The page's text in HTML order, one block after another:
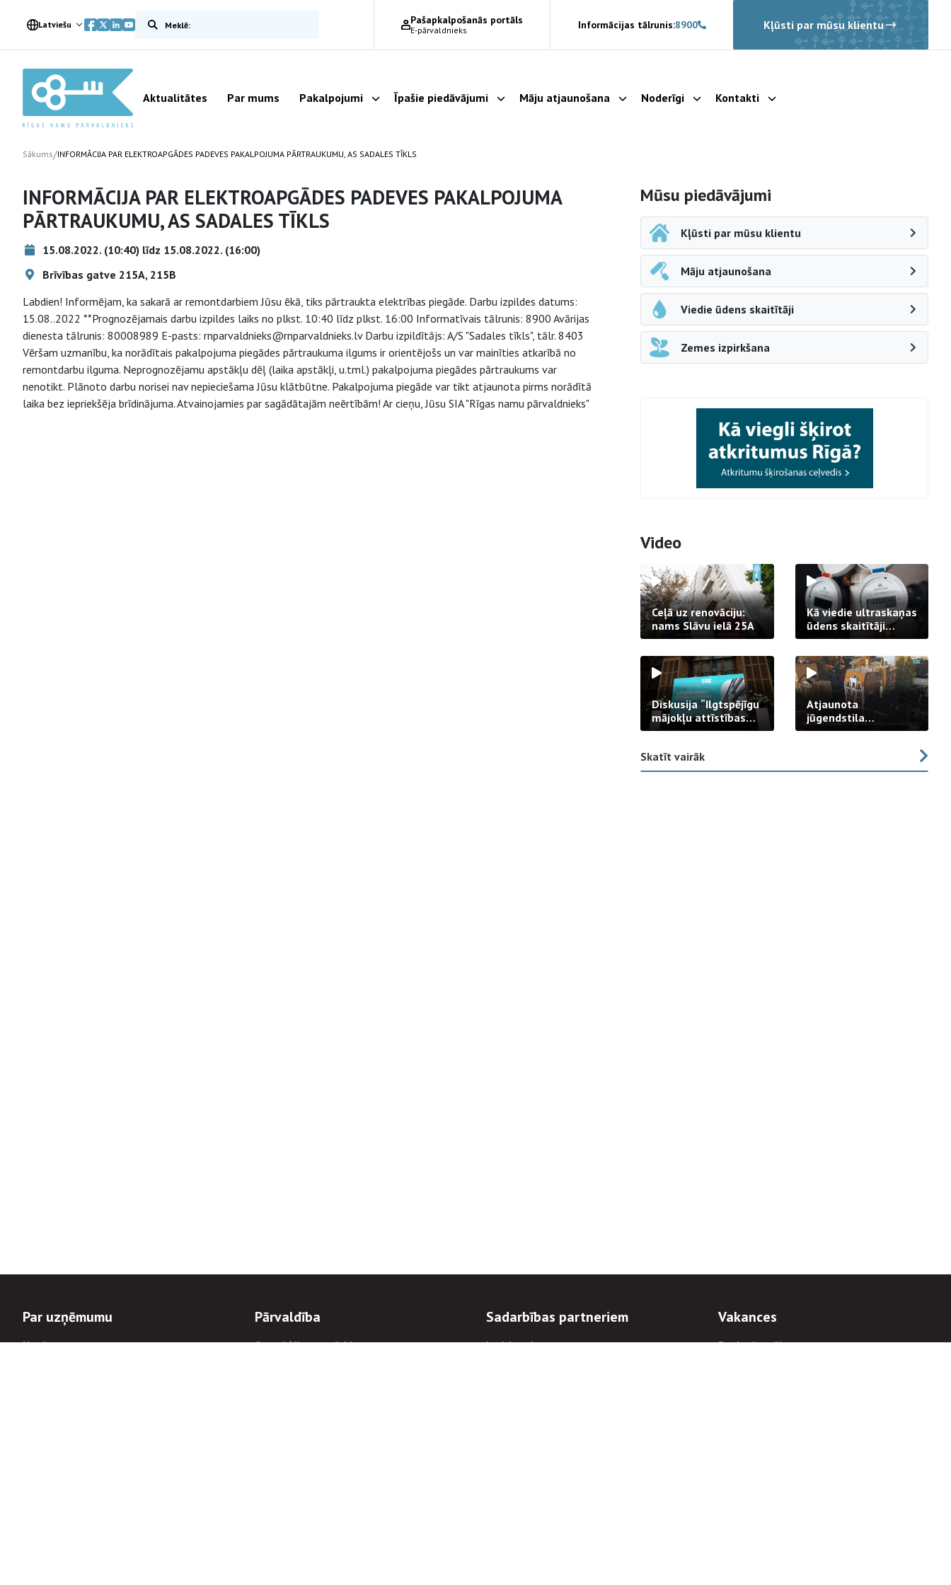
Latviešu Meklēt vietnē Pašapkalpošanās portāls
E-pārvaldnieks Informācijas tālrunis:8900 Kļūsti par mūsu klientu
Aktualitātes Par mums Pakalpojumi Parādīt apakšizvēlni
Īpašie piedāvājumi Parādīt apakšizvēlni
Māju atjaunošana Parādīt apakšizvēlni
Noderīgi Parādīt apakšizvēlni
Kontakti Parādīt apakšizvēlni
Sākums/INFORMĀCIJA PAR ELEKTROAPGĀDES PADEVES PAKALPOJUMA PĀRTRAUKUMU, AS SADALES TĪKLS
INFORMĀCIJA PAR ELEKTROAPGĀDES PADEVES PAKALPOJUMA
PĀRTRAUKUMU, AS SADALES TĪKLS
15.08.2022. (10:40) līdz 15.08.2022. (16:00)
Brīvības gatve 215A, 215B
Labdien! Informējam, ka sakarā ar remontdarbiem Jūsu ēkā, tiks pārtraukta elektrības piegāde. Darbu izpildes datums:
15.08..2022 **Prognozējamais darbu izpildes laiks no plkst. 10:40 līdz plkst. 16:00 Informatīvais tālrunis: 8900 Avārijas
dienesta tālrunis: 80008989 E-pasts: rnparvaldnieks@rnparvaldnieks.lv Darbu izpildītājs: A/S "Sadales tīkls", tālr. 8403
Vēršam uzmanību, ka norādītais pakalpojuma piegādes pārtraukuma ilgums ir orientējošs un var mainīties atkarībā no
remontdarbu ilguma. Neprognozējamu apstākļu dēļ (laika apstākļi, u.tml.) pakalpojuma piegādes pārtraukums var
nenotikt. Plānoto darbu norisei nav nepieciešama Jūsu klātbūtne. Pakalpojuma piegāde var tikt atjaunota pirms norādītā
laika bez iepriekšēja brīdinājuma. Atvainojamies par sagādātajām neērtībām! Ar cieņu, Jūsu SIA "Rīgas namu pārvaldnieks"
Sāna navigācija
Mūsu piedāvājumi
Kļūsti par mūsu klientu
Māju atjaunošana
Viedie ūdens skaitītāji
Zemes izpirkšana
Video
Ceļā uz renovāciju:
nams Slāvu ielā 25A
Kā viedie ultraskaņas
ūdens skaitītāji
strādā praksē
Diskusija “Ilgtspējīgu
mājokļu attīstības
izaicinājums”
Atjaunota
jūgendstila
arhitektūras pērles
Skatīt vairāk
Par uzņēmumu
Uzņēmums
Pārvaldība
Stratēģija un mērķi
Sadarbības partneriem
Iepirkumi
Vakances
Darba iespējas